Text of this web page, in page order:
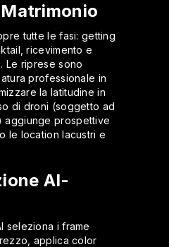
tutte le fasi: getting
ricevimento e
Le riprese sono
professionale in
la latitudine in
di droni (soggetto ad
aggiunge prospettive
le location lacustri e
AI-
seleziona i frame
applica color